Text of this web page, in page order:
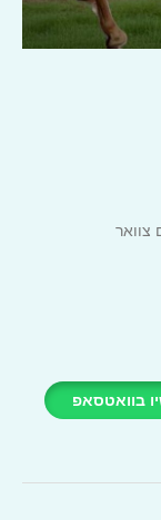
צוואר
בוואטסאפ